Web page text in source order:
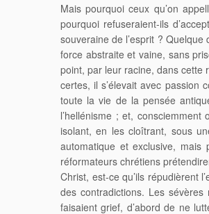
Mais pourquoi ceux qu’on
pourquoi refuseraient-ils
souveraine de l’esprit ?
force abstraite et vaine, sans
point, par leur racine, dans cette
certes, il s’élevait avec
toute la vie de la pensée
l’hellénisme ; et,
isolant, en les cloîtrant, sous
automatique et exclusive,
réformateurs chrétiens
Christ, est-ce qu’ils répudièrent
des contradictions. Les
faisaient grief, d’abord de ne